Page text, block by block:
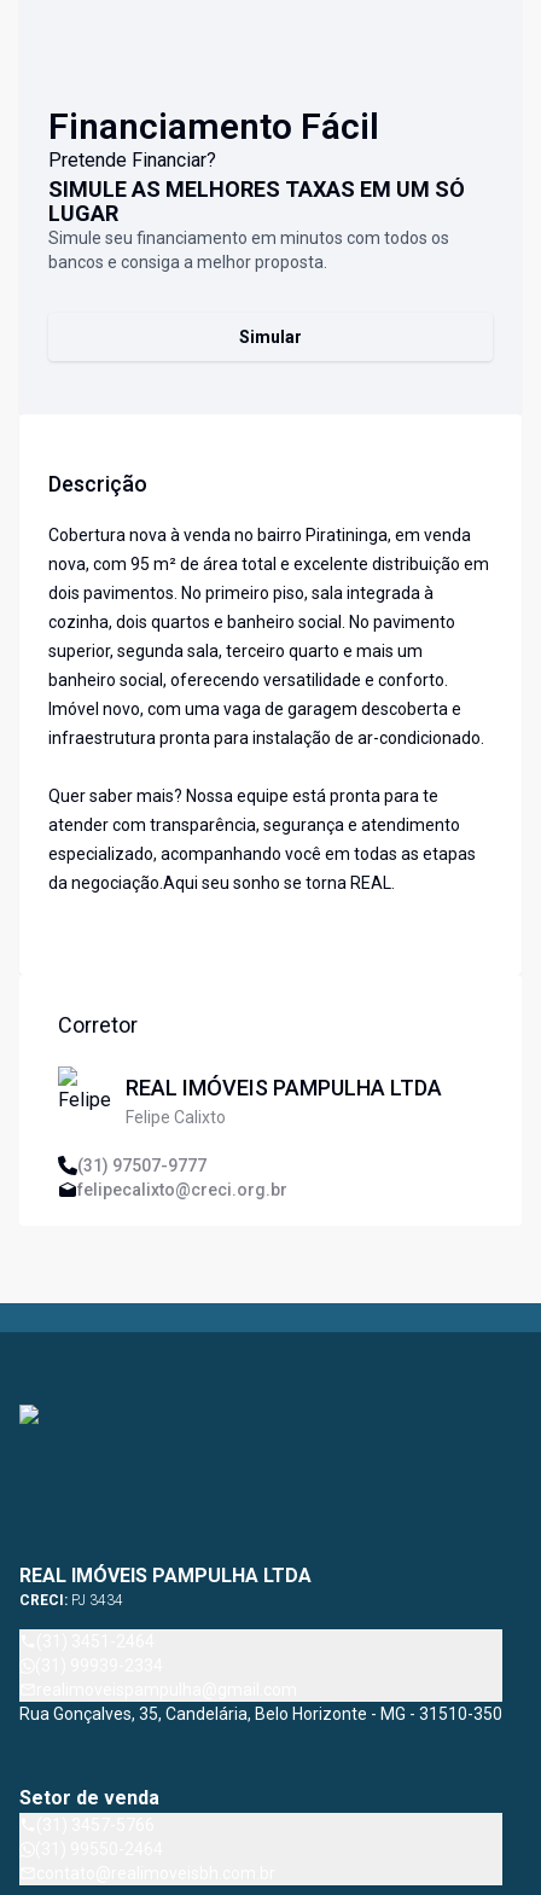
Financiamento Fácil
Pretende Financiar?
SIMULE AS MELHORES TAXAS EM UM SÓ
LUGAR
Simule seu financiamento em minutos com todos os
bancos e consiga a melhor proposta.
Simular
Descrição
Cobertura nova à venda no bairro Piratininga, em venda
nova, com 95 m² de área total e excelente distribuição em
dois pavimentos. No primeiro piso, sala integrada à
cozinha, dois quartos e banheiro social. No pavimento
superior, segunda sala, terceiro quarto e mais um
banheiro social, oferecendo versatilidade e conforto.
Imóvel novo, com uma vaga de garagem descoberta e
infraestrutura pronta para instalação de ar-condicionado.
Quer saber mais? Nossa equipe está pronta para te
atender com transparência, segurança e atendimento
especializado, acompanhando você em todas as etapas
da negociação.Aqui seu sonho se torna REAL.
Corretor
REAL IMÓVEIS PAMPULHA LTDA
Felipe Calixto
(31) 97507-9777
felipecalixto@creci.org.br
REAL IMÓVEIS PAMPULHA LTDA
CRECI: PJ 3434
Rua Gonçalves, 35, Candelária, Belo Horizonte - MG - 31510-350
Setor de venda